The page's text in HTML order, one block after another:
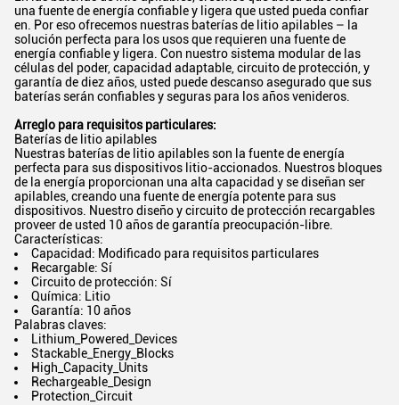
una fuente de energía confiable y ligera que usted pueda confiar
en. Por eso ofrecemos nuestras baterías de litio apilables – la
solución perfecta para los usos que requieren una fuente de
energía confiable y ligera. Con nuestro sistema modular de las
células del poder, capacidad adaptable, circuito de protección, y
garantía de diez años, usted puede descanso asegurado que sus
baterías serán confiables y seguras para los años venideros.
Arreglo para requisitos particulares:
Baterías de litio apilables
Nuestras baterías de litio apilables son la fuente de energía
perfecta para sus dispositivos litio-accionados. Nuestros bloques
de la energía proporcionan una alta capacidad y se diseñan ser
apilables, creando una fuente de energía potente para sus
dispositivos. Nuestro diseño y circuito de protección recargables
proveer de usted 10 años de garantía preocupación-libre.
Características:
Capacidad: Modificado para requisitos particulares
Recargable: Sí
Circuito de protección: Sí
Química: Litio
Garantía: 10 años
Palabras claves:
Lithium_Powered_Devices
Stackable_Energy_Blocks
High_Capacity_Units
Rechargeable_Design
Protection_Circuit